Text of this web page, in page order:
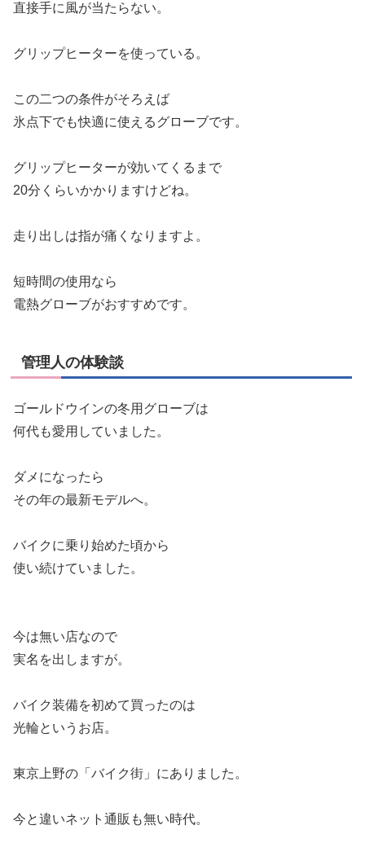
直接手に風が当たらない。
グリップヒーターを使っている。
この二つの条件がそろえば
氷点下でも快適に使えるグローブです。
グリップヒーターが効いてくるまで
20分くらいかかりますけどね。
走り出しは指が痛くなりますよ。
短時間の使用なら
電熱グローブがおすすめです。
管理人の体験談
ゴールドウインの冬用グローブは
何代も愛用していました。
ダメになったら
その年の最新モデルへ。
バイクに乗り始めた頃から
使い続けていました。
今は無い店なので
実名を出しますが。
バイク装備を初めて買ったのは
光輪というお店。
東京上野の「バイク街」にありました。
今と違いネット通販も無い時代。